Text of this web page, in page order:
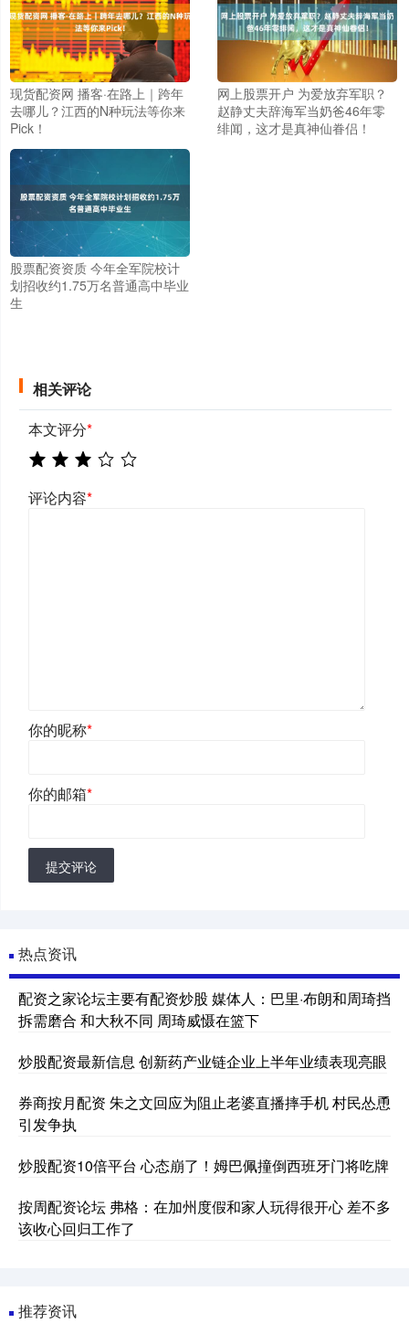
现货配资网 播客·在路上｜跨年
去哪儿？江西的N种玩法等你来
Pick！
网上股票开户 为爱放弃军职？
赵静丈夫辞海军当奶爸46年零
绯闻，这才是真神仙眷侣！
股票配资资质 今年全军院校计
划招收约1.75万名普通高中毕业
生
相关评论
本文评分*
评论内容*
你的昵称*
你的邮箱*
提交评论
热点资讯
配资之家论坛主要有配资炒股 媒体人：巴里·布朗和周琦挡
拆需磨合 和大秋不同 周琦威慑在篮下
炒股配资最新信息 创新药产业链企业上半年业绩表现亮眼
券商按月配资 朱之文回应为阻止老婆直播摔手机 村民怂恿
引发争执
炒股配资10倍平台 心态崩了！姆巴佩撞倒西班牙门将吃牌
按周配资论坛 弗格：在加州度假和家人玩得很开心 差不多
该收心回归工作了
推荐资讯